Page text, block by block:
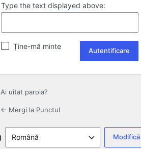
Type the text displayed above:
Ține-mă minte
Ai uitat parola?
← Mergi la Punctul
Limbă